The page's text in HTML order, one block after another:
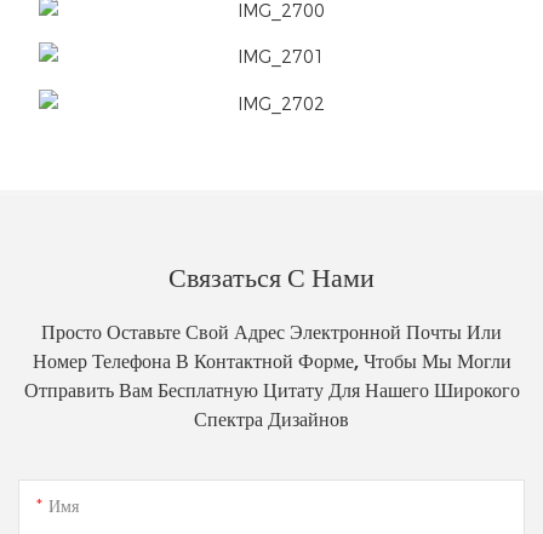
Связаться С Нами
Просто Оставьте Свой Адрес Электронной Почты Или
Номер Телефона В Контактной Форме, Чтобы Мы Могли
Отправить Вам Бесплатную Цитату Для Нашего Широкого
Спектра Дизайнов
Имя